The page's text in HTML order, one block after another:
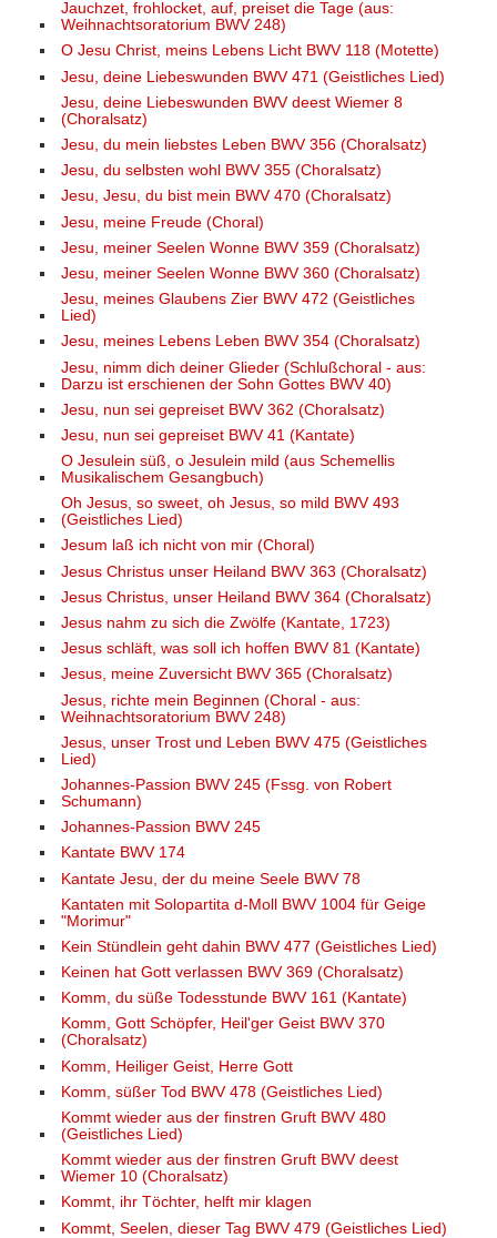
Jauchzet, frohlocket, auf, preiset die Tage (aus:
Weihnachtsoratorium BWV 248)
O Jesu Christ, meins Lebens Licht BWV 118 (Motette)
Jesu, deine Liebeswunden BWV 471 (Geistliches Lied)
Jesu, deine Liebeswunden BWV deest Wiemer 8
(Choralsatz)
Jesu, du mein liebstes Leben BWV 356 (Choralsatz)
Jesu, du selbsten wohl BWV 355 (Choralsatz)
Jesu, Jesu, du bist mein BWV 470 (Choralsatz)
Jesu, meine Freude (Choral)
Jesu, meiner Seelen Wonne BWV 359 (Choralsatz)
Jesu, meiner Seelen Wonne BWV 360 (Choralsatz)
Jesu, meines Glaubens Zier BWV 472 (Geistliches
Lied)
Jesu, meines Lebens Leben BWV 354 (Choralsatz)
Jesu, nimm dich deiner Glieder (Schlußchoral - aus:
Darzu ist erschienen der Sohn Gottes BWV 40)
Jesu, nun sei gepreiset BWV 362 (Choralsatz)
Jesu, nun sei gepreiset BWV 41 (Kantate)
O Jesulein süß, o Jesulein mild (aus Schemellis
Musikalischem Gesangbuch)
Oh Jesus, so sweet, oh Jesus, so mild BWV 493
(Geistliches Lied)
Jesum laß ich nicht von mir (Choral)
Jesus Christus unser Heiland BWV 363 (Choralsatz)
Jesus Christus, unser Heiland BWV 364 (Choralsatz)
Jesus nahm zu sich die Zwölfe (Kantate, 1723)
Jesus schläft, was soll ich hoffen BWV 81 (Kantate)
Jesus, meine Zuversicht BWV 365 (Choralsatz)
Jesus, richte mein Beginnen (Choral - aus:
Weihnachtsoratorium BWV 248)
Jesus, unser Trost und Leben BWV 475 (Geistliches
Lied)
Johannes-Passion BWV 245 (Fssg. von Robert
Schumann)
Johannes-Passion BWV 245
Kantate BWV 174
Kantate Jesu, der du meine Seele BWV 78
Kantaten mit Solopartita d-Moll BWV 1004 für Geige
"Morimur"
Kein Stündlein geht dahin BWV 477 (Geistliches Lied)
Keinen hat Gott verlassen BWV 369 (Choralsatz)
Komm, du süße Todesstunde BWV 161 (Kantate)
Komm, Gott Schöpfer, Heil'ger Geist BWV 370
(Choralsatz)
Komm, Heiliger Geist, Herre Gott
Komm, süßer Tod BWV 478 (Geistliches Lied)
Kommt wieder aus der finstren Gruft BWV 480
(Geistliches Lied)
Kommt wieder aus der finstren Gruft BWV deest
Wiemer 10 (Choralsatz)
Kommt, ihr Töchter, helft mir klagen
Kommt, Seelen, dieser Tag BWV 479 (Geistliches Lied)